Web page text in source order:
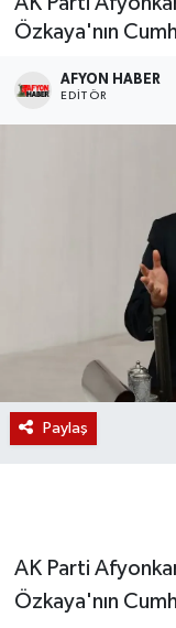
Özkaya'nın
AFYON HABER
EDITÖR
Paylaş
AK Parti
Özkaya'nın
Sivil Toplum
Ekonomi